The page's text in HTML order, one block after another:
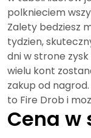
polknieciem
Zalety bedziesz
tydzien,
dni w strone
wielu kont
zakup od
to Fire Drob i
Cena w